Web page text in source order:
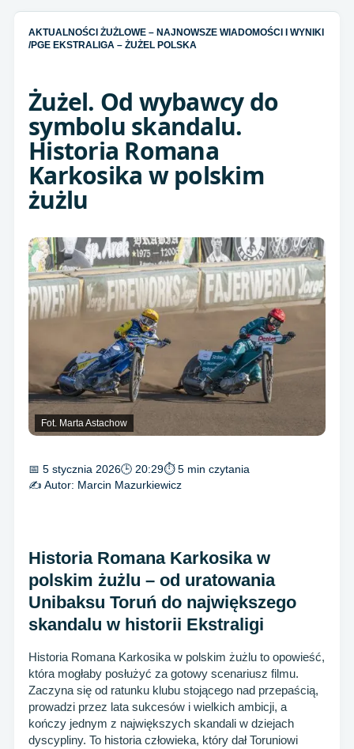
AKTUALNOŚCI ŻUŻLOWE – NAJNOWSZE WIADOMOŚCI I WYNIKI
/PGE EKSTRALIGA – ŻUŻEL POLSKA
Żużel. Od wybawcy do
symbolu skandalu.
Historia Romana
Karkosika w polskim
żużlu
Fot. Marta Astachow
📅 5 stycznia 2026🕒 20:29⏱ 5 min czytania
✍️ Autor: Marcin Mazurkiewicz
Historia Romana Karkosika w
polskim żużlu – od uratowania
Unibaksu Toruń do największego
skandalu w historii Ekstraligi
Historia Romana Karkosika w polskim żużlu to opowieść,
która mogłaby posłużyć za gotowy scenariusz filmu.
Zaczyna się od ratunku klubu stojącego nad przepaścią,
prowadzi przez lata sukcesów i wielkich ambicji, a
kończy jednym z największych skandali w dziejach
dyscypliny. To historia człowieka, który dał Toruniowi